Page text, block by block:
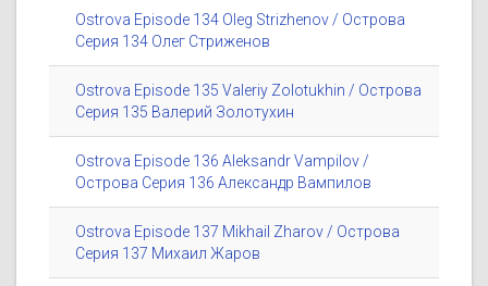
Ostrova Episode 134 Oleg Strizhenov / Острова
Серия 134 Олег Стриженов
Ostrova Episode 135 Valeriy Zolotukhin / Острова
Серия 135 Валерий Золотухин
Ostrova Episode 136 Aleksandr Vampilov /
Острова Серия 136 Александр Вампилов
Ostrova Episode 137 Mikhail Zharov / Острова
Серия 137 Михаил Жаров